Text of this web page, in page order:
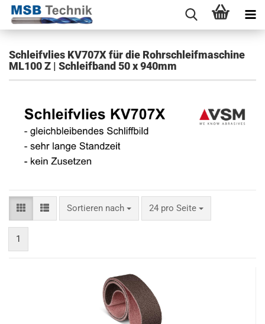
Schleifvlies KV707X für die Rohrschleifmaschine
ML100 Z | Schleifband 50 x 940mm
Sortieren nach 24 pro Seite
1